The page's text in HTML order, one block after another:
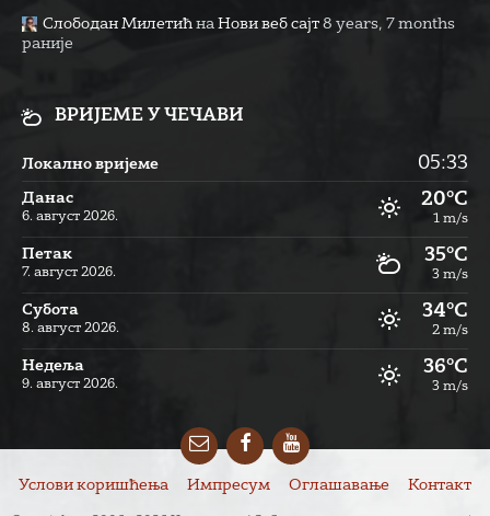
Слободан Милетић на Нови веб сајт 8 years, 7 months
раније
ВРИЈЕМЕ У ЧЕЧАВИ
Локално вријеме 05:33
Данас
6. август 2026.
20°C
1 m/s
Петак
7. август 2026.
35°C
3 m/s
Субота
8. август 2026.
34°C
2 m/s
Недеља
9. август 2026.
36°C
3 m/s
EmailFacebookYouTube
Услови коришћења Импресум Оглашавање Контакт